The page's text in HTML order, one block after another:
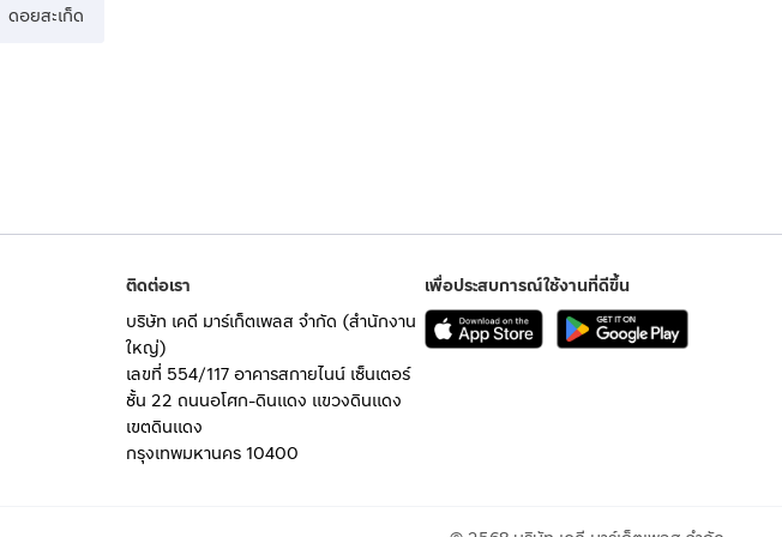
ดอยสะเก็ด
ติดต่อเรา
บริษัท เคดี มาร์เก็ตเพลส จำกัด (สำนักงาน
ใหญ่)
เลขที่ 554/117 อาคารสกายไนน์ เซ็นเตอร์
ชั้น 22 ถนนอโศก-ดินแดง แขวงดินแดง
เขตดินแดง
กรุงเทพมหานคร 10400
เพื่อประสบการณ์ใช้งานที่ดีขึ้น